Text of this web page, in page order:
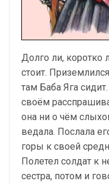
Долго ли, коротко
стоит.
там Баба Яга
своём
она ни о чём
ведала. Послала
горы к своей
Полетел солдат к
сестра, потом и